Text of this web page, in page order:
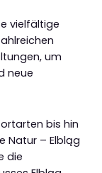
vielfältige
um
neue
bis hin
Natur – Elbląg
die